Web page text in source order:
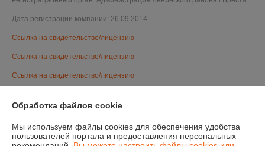
Дата регистрации компании: 26.09.2014
Ссылка на свидетельство/лицензию
Ссылка на свидетельство/лицензию
Ссылка на свидетельство/лицензию
Ссылка на свидетельство/лицензию
Обработка файлов cookie
Мы используем файлы cookies для обеспечения удобства
пользователей портала и предоставления персональных